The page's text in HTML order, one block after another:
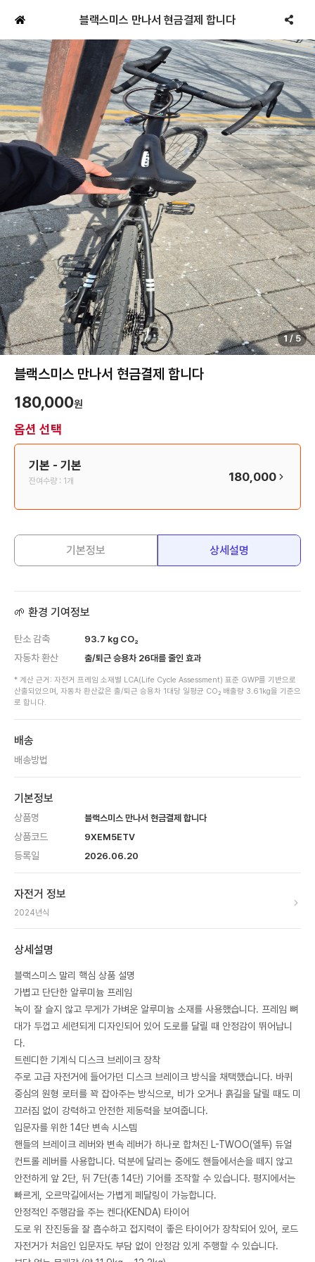
블랙스미스 만나서 현금결제 합니다
1/5
블랙스미스 만나서 현금결제 합니다
180,000원
옵션 선택
기본 - 기본
잔여수량 : 1개 180,000
기본정보 상세설명
🌱 환경 기여정보
탄소 감축 93.7 kg CO₂
자동차 환산 출/퇴근 승용차 26대를 줄인 효과
* 계산 근거: 자전거 프레임 소재별 LCA(Life Cycle Assessment) 표준 GWP를 기반으로
산출되었으며, 자동차 환산값은 출/퇴근 승용차 1대당 일평균 CO₂ 배출량 3.61kg을 기준으
로 합니다.
배송
배송방법
기본정보
상품명 블랙스미스 만나서 현금결제 합니다
상품코드 9XEM5ETV
등록일 2026.06.20
자전거 정보
2024년식
상세설명
블랙스미스 말리 핵심 상품 설명
​가볍고 단단한 알루미늄 프레임
​녹이 잘 슬지 않고 무게가 가벼운 알루미늄 소재를 사용했습니다. 프레임 뼈
대가 두껍고 세련되게 디자인되어 있어 도로를 달릴 때 안정감이 뛰어납니
다.
​트렌디한 기계식 디스크 브레이크 장착
​주로 고급 자전거에 들어가던 디스크 브레이크 방식을 채택했습니다. 바퀴
중심의 원형 로터를 꽉 잡아주는 방식으로, 비가 오거나 흙길을 달릴 때도 미
끄러짐 없이 강력하고 안전한 제동력을 보여줍니다.
​입문자를 위한 14단 변속 시스템
​핸들의 브레이크 레버와 변속 레버가 하나로 합쳐진 L-TWOO(엘투) 듀얼
컨트롤 레버를 사용합니다. 덕분에 달리는 중에도 핸들에서손을 떼지 않고
안전하게 앞 2단, 뒤 7단(총 14단) 기어를 조작할 수 있습니다. 평지에서는
빠르게, 오르막길에서는 가볍게 페달링이 가능합니다.
​안정적인 주행감을 주는 켄다(KENDA) 타이어
​도로 위 잔진동을 잘 흡수하고 접지력이 좋은 타이어가 장착되어 있어, 로드
자전거가 처음인 입문자도 부담 없이 안정감 있게 주행할 수 있습니다.